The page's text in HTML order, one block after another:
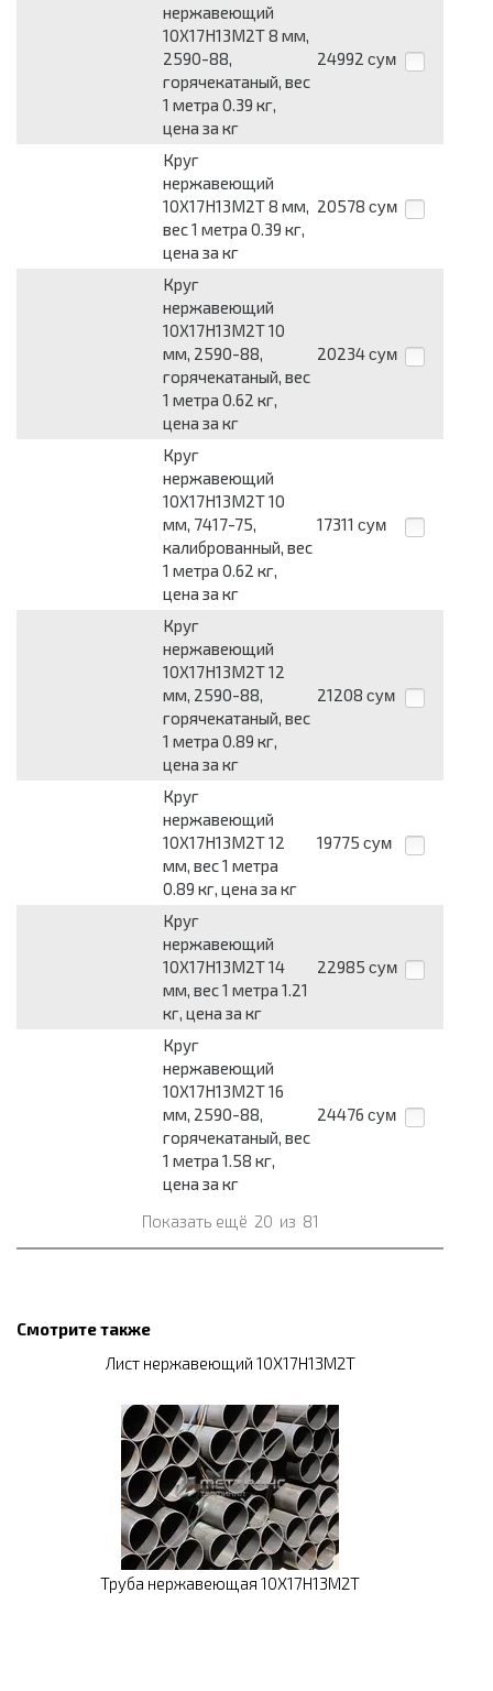
нержавеющий
10Х17Н13М2Т 8 мм,
2590-88,
горячекатаный, вес
1 метра 0.39 кг,
цена за кг
24992 сум
Круг
нержавеющий
10Х17Н13М2Т 8 мм,
вес 1 метра 0.39 кг,
цена за кг
20578 сум
Круг
нержавеющий
10Х17Н13М2Т 10
мм, 2590-88,
горячекатаный, вес
1 метра 0.62 кг,
цена за кг
20234 сум
Круг
нержавеющий
10Х17Н13М2Т 10
мм, 7417-75,
калиброванный, вес
1 метра 0.62 кг,
цена за кг
17311 сум
Круг
нержавеющий
10Х17Н13М2Т 12
мм, 2590-88,
горячекатаный, вес
1 метра 0.89 кг,
цена за кг
21208 сум
Круг
нержавеющий
10Х17Н13М2Т 12
мм, вес 1 метра
0.89 кг, цена за кг
19775 сум
Круг
нержавеющий
10Х17Н13М2Т 14
мм, вес 1 метра 1.21
кг, цена за кг
22985 сум
Круг
нержавеющий
10Х17Н13М2Т 16
мм, 2590-88,
горячекатаный, вес
1 метра 1.58 кг,
цена за кг
24476 сум
Показать ещё 20 из 81
Смотрите также
Лист нержавеющий 10Х17Н13М2Т
Труба нержавеющая 10Х17Н13М2Т